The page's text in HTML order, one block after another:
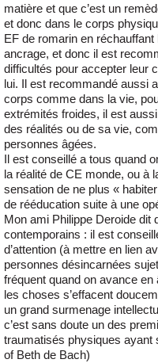
matière et que c’est un
et donc dans le corps
EF de romarin en
ancrage, et donc il est
difficultés pour accepter leur
lui. Il est recommandé aussi
corps comme dans la vie,
extrémités froides, il est
des réalités ou de sa vie,
personnes âgées.
Il est conseillé a tous quand
la réalité de CE monde, ou à
sensation de ne plus «
de rééducation suite à une
Mon ami Philippe Deroide dit
contemporains : il est
d’attention (à mettre en lien
personnes désincarnées
fréquent quand on avance
les choses s’effacent
un grand surmenage
c’est sans doute un des
traumatisés physiques ayant
of Beth de Bach)